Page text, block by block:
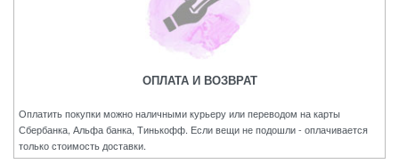
ОПЛАТА И ВОЗВРАТ
Оплатить покупки можно наличными курьеру или переводом на карты
Сбербанка, Альфа банка, Тинькофф. Если вещи не подошли - оплачивается
только стоимость доставки.